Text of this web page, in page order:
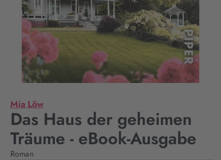
Mia Löw
Das Haus der geheimen
Träume - eBook-Ausgabe
Roman